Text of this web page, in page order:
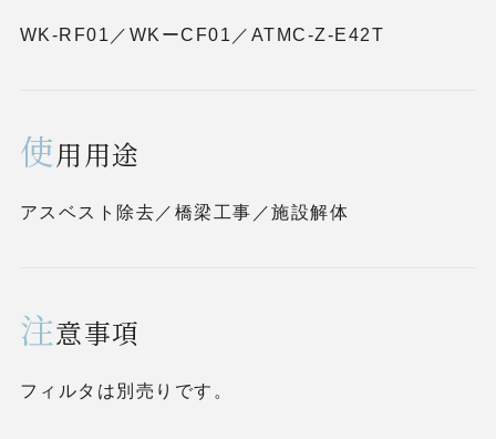
WK-RF01／WKーCF01／ATMC-Z-E42T
使用用途
アスベスト除去／橋梁工事／施設解体
注意事項
フィルタは別売りです。